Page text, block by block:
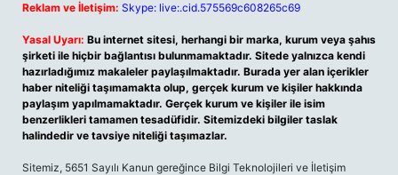
Reklam ve İletişim: Skype: live:.cid.575569c608265c69
Yasal Uyarı: Bu internet sitesi, herhangi bir marka, kurum veya şahıs
şirketi ile hiçbir bağlantısı bulunmamaktadır. Sitede yalnızca kendi
hazırladığımız makaleler paylaşılmaktadır. Burada yer alan içerikler
haber niteliği taşımamakta olup, gerçek kurum ve kişiler hakkında
paylaşım yapılmamaktadır. Gerçek kurum ve kişiler ile isim
benzerlikleri tamamen tesadüfidir. Sitemizdeki bilgiler taslak
halindedir ve tavsiye niteliği taşımazlar.
Sitemiz, 5651 Sayılı Kanun gereğince Bilgi Teknolojileri ve İletişim